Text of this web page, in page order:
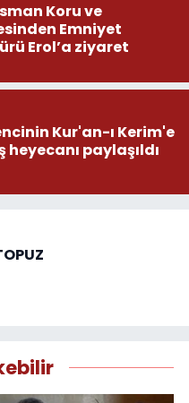
Koru ve
Emniyet
Erol’a ziyaret
Kur'an-ı Kerim'e
heyecanı paylaşıldı